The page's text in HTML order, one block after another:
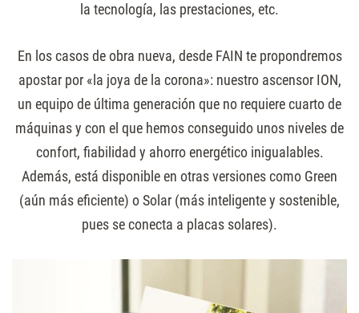
la tecnología, las prestaciones, etc.
En los casos de obra nueva, desde FAIN te propondremos
apostar por «la joya de la corona»: nuestro ascensor ION,
un equipo de última generación que no requiere cuarto de
máquinas y con el que hemos conseguido unos niveles de
confort, fiabilidad y ahorro energético inigualables.
Además, está disponible en otras versiones como Green
(aún más eficiente) o Solar (más inteligente y sostenible,
pues se conecta a placas solares).